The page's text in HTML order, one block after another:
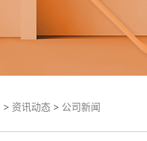
> 资讯动态> 公司新闻